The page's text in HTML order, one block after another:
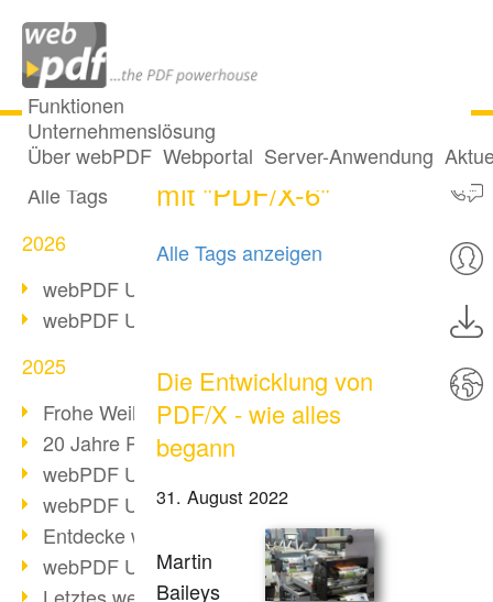
Funktionen
Unternehmenslösung
Über webPDF Webportal Server-Anwendung
Alle Beiträge
Alle Tags
2026
webPDF Update 10.0.5
webPDF Update 10.0.4
2025
Frohe Weihnachten & Auszeit
20 Jahre PDF/A
webPDF Update 10.0.3
webPDF Update 10.0.2
Entdecke webPDF 10
webPDF Update 9.0.0.3655
4 Posts getaggt
mit "PDF/X-6"
Alle Tags anzeigen
Die Entwicklung von
PDF/X - wie alles
begann
31. August 2022
Martin
Baileys